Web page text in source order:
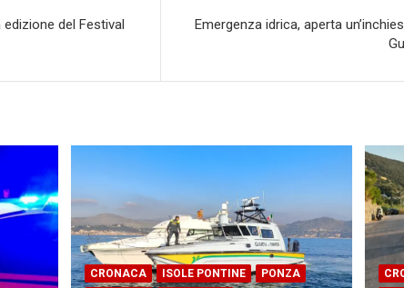
del Festival
Emergenza idrica, aperta
CRONACA ISOLE PONTINE
PONZA